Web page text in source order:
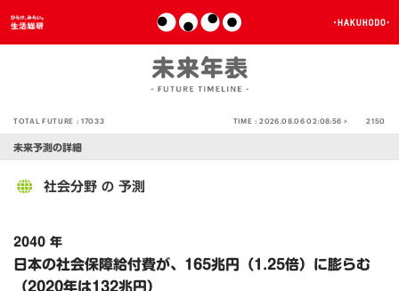
TOTAL FUTURE :17033 TIME :2026.08.06 02:08:56 > 2150
未来予測の詳細
社会分野 の 予測
2040 年
日本の社会保障給付費が、165兆円（1.25倍）に膨らむ
（2020年は132兆円）